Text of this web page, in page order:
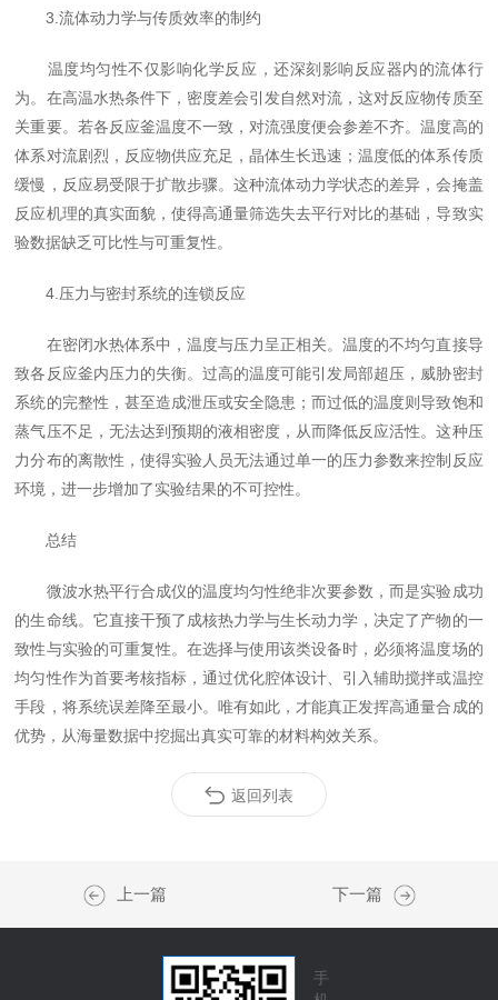
3.流体动力学与传质效率的制约
温度均匀性不仅影响化学反应，还深刻影响反应器内的流体行
为。在高温水热条件下，密度差会引发自然对流，这对反应物传质至
关重要。若各反应釜温度不一致，对流强度便会参差不齐。温度高的
体系对流剧烈，反应物供应充足，晶体生长迅速；温度低的体系传质
缓慢，反应易受限于扩散步骤。这种流体动力学状态的差异，会掩盖
反应机理的真实面貌，使得高通量筛选失去平行对比的基础，导致实
验数据缺乏可比性与可重复性。
4.压力与密封系统的连锁反应
在密闭水热体系中，温度与压力呈正相关。温度的不均匀直接导
致各反应釜内压力的失衡。过高的温度可能引发局部超压，威胁密封
系统的完整性，甚至造成泄压或安全隐患；而过低的温度则导致饱和
蒸气压不足，无法达到预期的液相密度，从而降低反应活性。这种压
力分布的离散性，使得实验人员无法通过单一的压力参数来控制反应
环境，进一步增加了实验结果的不可控性。
总结
微波水热平行合成仪的温度均匀性绝非次要参数，而是实验成功
的生命线。它直接干预了成核热力学与生长动力学，决定了产物的一
致性与实验的可重复性。在选择与使用该类设备时，必须将温度场的
均匀性作为首要考核指标，通过优化腔体设计、引入辅助搅拌或温控
手段，将系统误差降至最小。唯有如此，才能真正发挥高通量合成的
优势，从海量数据中挖掘出真实可靠的材料构效关系。
返回列表
上一篇 下一篇
手